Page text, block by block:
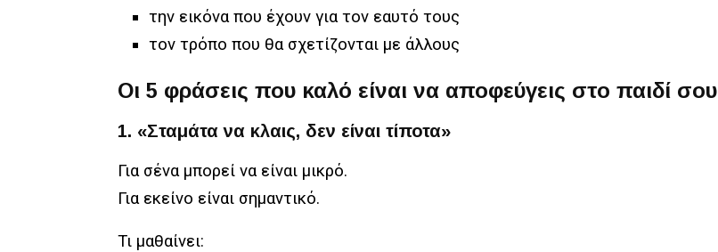
την εικόνα που έχουν για τον εαυτό τους
τον τρόπο που θα σχετίζονται με άλλους
Οι 5 φράσεις που καλό είναι να αποφεύγεις στο παιδί σου
1. «Σταμάτα να κλαις, δεν είναι τίποτα»
Για σένα μπορεί να είναι μικρό.
Για εκείνο είναι σημαντικό.
Τι μαθαίνει: